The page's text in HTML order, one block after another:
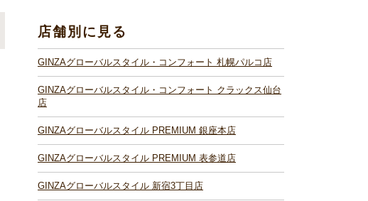
店舗別に見る
GINZAグローバルスタイル・コンフォート 札幌パルコ店
GINZAグローバルスタイル・コンフォート クラックス仙台
店
GINZAグローバルスタイル PREMIUM 銀座本店
GINZAグローバルスタイル PREMIUM 表参道店
GINZAグローバルスタイル 新宿3丁目店